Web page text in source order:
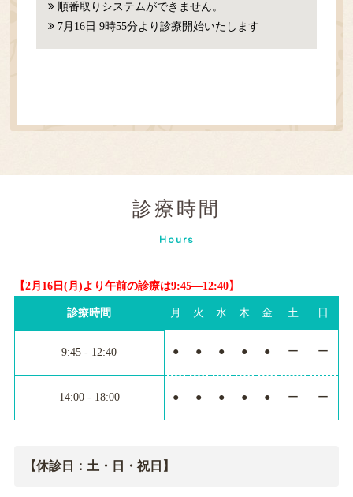
順番取りシステムができません。
7月16日 9時55分より診療開始いたします
診療時間
Hours
【2月16日(月)より午前の診療は9:45―12:40】
診療時間 月 火 水 木 金 土 日
9:45 - 12:40 ● ● ● ● ● ー ー
14:00 - 18:00 ● ● ● ● ● ー ー
【休診日：土・日・祝日】